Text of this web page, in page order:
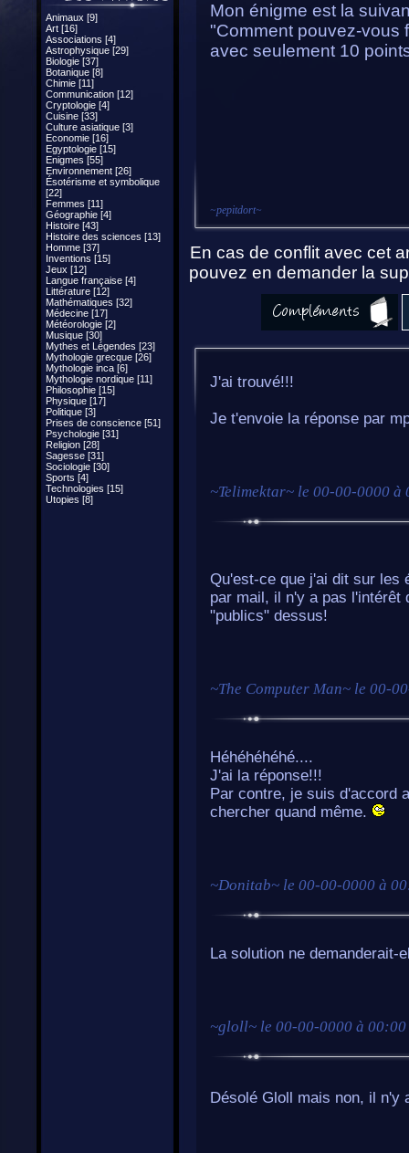
Animaux [9]
Art [16]
Associations [4]
Astrophysique [29]
Biologie [37]
Botanique [8]
Chimie [11]
Communication [12]
Cryptologie [4]
Cuisine [33]
Culture asiatique [3]
Economie [16]
Egyptologie [15]
Enigmes [55]
Environnement [26]
Ésotérisme et symbolique
[22]
Femmes [11]
Géographie [4]
Histoire [43]
Histoire des sciences [13]
Homme [37]
Inventions [15]
Jeux [12]
Langue française [4]
Littérature [12]
Mathématiques [32]
Médecine [17]
Météorologie [2]
Musique [30]
Mythes et Légendes [23]
Mythologie grecque [26]
Mythologie inca [6]
Mythologie nordique [11]
Philosophie [15]
Physique [17]
Politique [3]
Prises de conscience [51]
Psychologie [31]
Religion [28]
Sagesse [31]
Sociologie [30]
Sports [4]
Technologies [15]
Utopies [8]
Mon énigme est la
"Comment pouvez-vous
avec seulement 10
~pepitdort~
En cas de conflit avec cet
pouvez en demander la
J'ai trouvé!!!
Je t'envoie la réponse par
~Telimektar~ le 00-00-0000 à
Qu'est-ce que j'ai dit sur les
par mail, il n'y a pas l'intérêt
"publics" dessus!
~The Computer Man~ le 00-
Héhéhéhéhé....
J'ai la réponse!!!
Par contre, je suis d'accord
chercher quand même.
~Donitab~ le 00-00-0000 à
La solution ne
~gloll~ le 00-00-0000 à 00:00
Désolé Gloll mais non, il n'y